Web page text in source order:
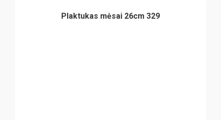
Plaktukas mėsai 26cm 329